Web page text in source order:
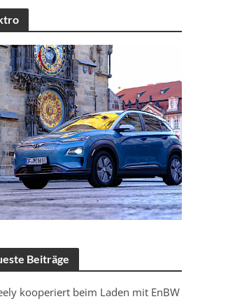
Beiträge
kooperiert beim Laden mit EnBW